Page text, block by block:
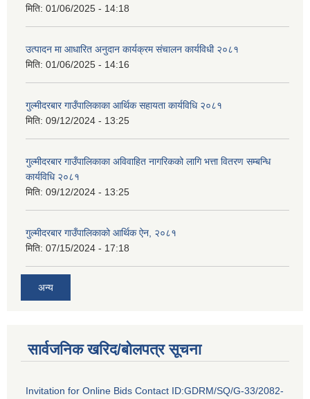
मिति: 01/06/2025 - 14:18
उत्पादन मा आधारित अनुदान कार्यक्रम संचालन कार्यविधी २०८१
मिति: 01/06/2025 - 14:16
गुल्मीदरबार गाउँपालिकाका आर्थिक सहायता कार्यविधि २०८१
मिति: 09/12/2024 - 13:25
गुल्मीदरबार गाउँपालिकाका अविवाहित नागरिकको लागि भत्ता वितरण सम्बन्धि
कार्यविधि २०८१
मिति: 09/12/2024 - 13:25
गुल्मीदरबार गाउँपालिकाको आर्थिक ऐन, २०८१
मिति: 07/15/2024 - 17:18
अन्य
सार्वजनिक खरिद/बोलपत्र सूचना
Invitation for Online Bids Contact ID:GDRM/SQ/G-33/2082-